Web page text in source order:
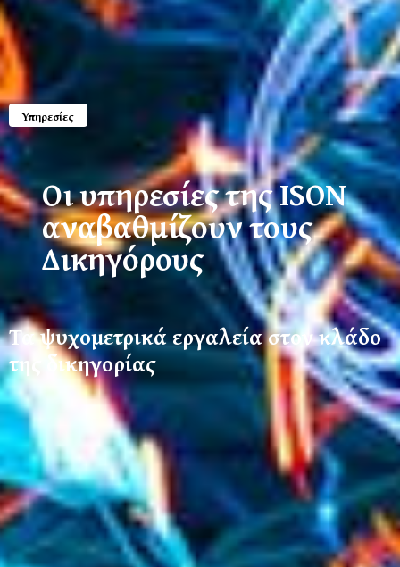
Υπηρεσίες
Οι υπηρεσίες της ISON
αναβαθμίζουν τους
Δικηγόρους
Τα ψυχομετρικά εργαλεία στον κλάδο
της δικηγορίας